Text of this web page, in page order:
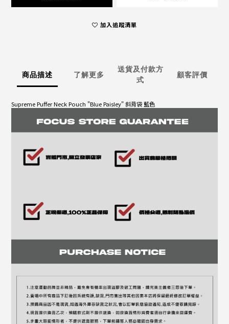
加入追蹤清單
商品描述 了解更多
送貨及付款方
式
顧客評價
Supreme Puffer Neck Pouch "Blue Paisley" 斜背袋 藍色